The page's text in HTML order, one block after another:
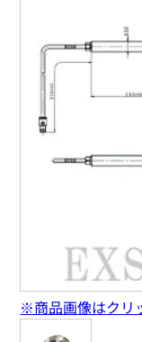
※商品画像はクリ